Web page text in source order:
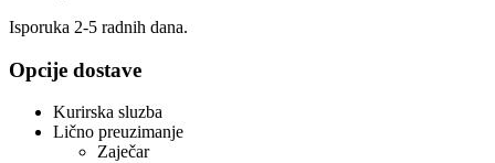
Isporuka 2-5 radnih dana.
Opcije dostave
Kurirska sluzba
Lično preuzimanje
Zaječar